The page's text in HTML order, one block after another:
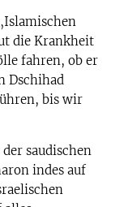
die Krankheit
fahren, ob er
Dschihad
bis wir
saudischen
indes auf